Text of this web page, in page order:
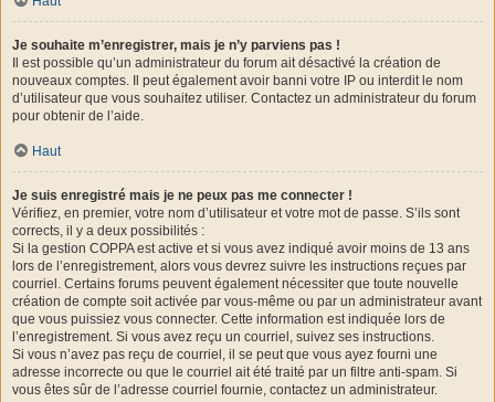
Je souhaite m’enregistrer, mais je n’y parviens pas !
Il est possible qu’un administrateur du forum ait désactivé la création de
nouveaux comptes. Il peut également avoir banni votre IP ou interdit le nom
d’utilisateur que vous souhaitez utiliser. Contactez un administrateur du forum
pour obtenir de l’aide.
Haut
Je suis enregistré mais je ne peux pas me connecter !
Vérifiez, en premier, votre nom d’utilisateur et votre mot de passe. S’ils sont
corrects, il y a deux possibilités :
Si la gestion COPPA est active et si vous avez indiqué avoir moins de 13 ans
lors de l’enregistrement, alors vous devrez suivre les instructions reçues par
courriel. Certains forums peuvent également nécessiter que toute nouvelle
création de compte soit activée par vous-même ou par un administrateur avant
que vous puissiez vous connecter. Cette information est indiquée lors de
l’enregistrement. Si vous avez reçu un courriel, suivez ses instructions.
Si vous n’avez pas reçu de courriel, il se peut que vous ayez fourni une
adresse incorrecte ou que le courriel ait été traité par un filtre anti-spam. Si
vous êtes sûr de l’adresse courriel fournie, contactez un administrateur.